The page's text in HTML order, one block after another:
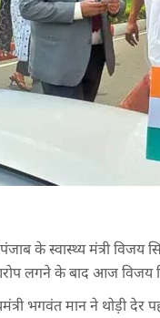
पंजाब के स्वास्थ्य मंत्री
आरोप लगने के बाद आज विजय
भगवंत मान ने थोड़ी देर